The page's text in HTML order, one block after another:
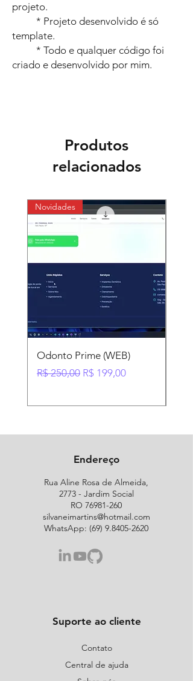
projeto.
* Projeto desenvolvido é só
template.
* Todo e qualquer código foi
criado e desenvolvido por mim.
Produtos
relacionados
Novidades
Odonto Prime (WEB)
Preço normal
R$ 250,00 Preço promocional
R$ 199,00
Endereço
Rua Aline Rosa de Almeida,
2773 - Jardim Social
RO 76981-260
silvaneimartins@hotmail.com
WhatsApp: (69) 9.8405-2620
Suporte ao cliente
Contato
Central de ajuda